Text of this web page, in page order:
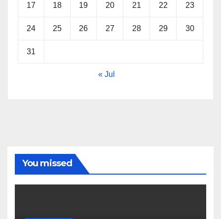
17 18 19 20 21 22 23
24 25 26 27 28 29 30
31
« Jul
You missed